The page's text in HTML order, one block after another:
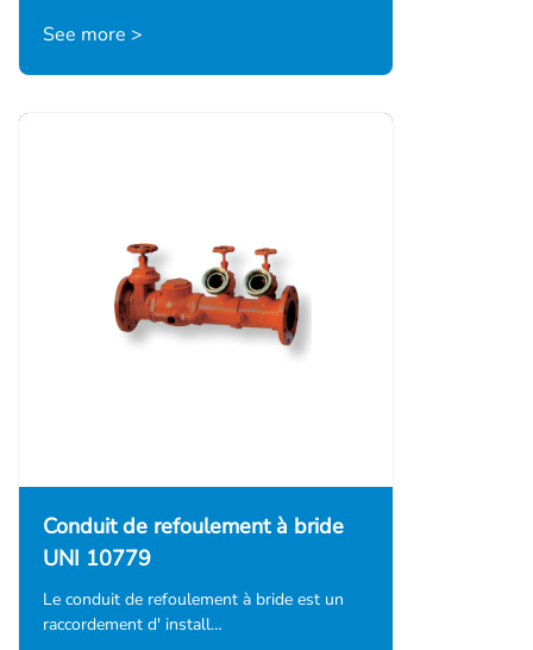
See more >
Conduit de refoulement à bride
UNI 10779
Le conduit de refoulement à bride est un
raccordement d' install…